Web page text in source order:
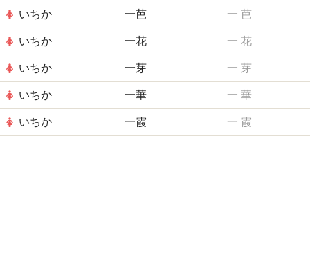
いちか 一芭 一 芭
いちか 一花 一 花
いちか 一芽 一 芽
いちか 一華 一 華
いちか 一霞 一 霞